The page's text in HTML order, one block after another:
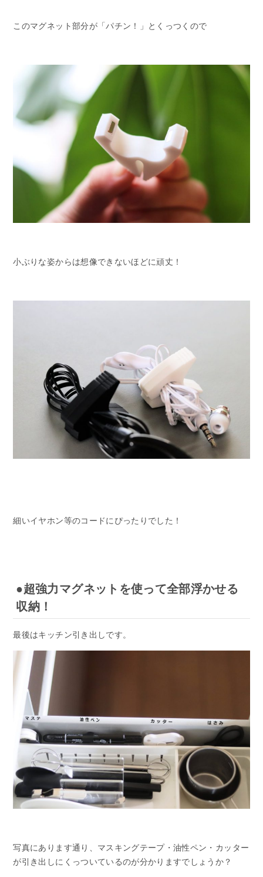
このマグネット部分が「パチン！」とくっつくので
小ぶりな姿からは想像できないほどに頑丈！
細いイヤホン等のコードにぴったりでした！
●超強力マグネットを使って全部浮かせる
収納！
最後はキッチン引き出しです。
写真にあります通り、マスキングテープ・油性ペン・カッター
が引き出しにくっついているのが分かりますでしょうか？